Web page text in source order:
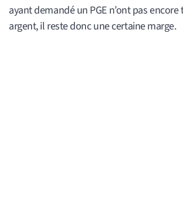
ayant demandé un PGE n’ont pas
argent, il reste donc une certaine marge.